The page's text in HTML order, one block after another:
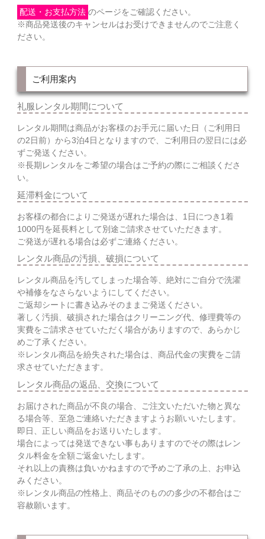
配送・お支払方法 のページをご確認ください。
※商品発送後のキャンセルはお受けできませんのでご注意く
ださい。
ご利用案内
礼服レンタル期間について
レンタル期間は商品がお客様のお手元に届いた日（ご利用日
の2日前）から3泊4日となりますので、ご利用日の翌日には必
ずご発送ください。
※長期レンタルをご希望の場合はご予約の際にご相談くださ
い。
延滞料金について
お客様の都合によりご発送が遅れた場合は、1日につき1着
1000円を延長料として別途ご請求させていただきます。
ご発送が遅れる場合は必ずご連絡ください。
レンタル商品の汚損、破損について
レンタル商品を汚してしまった場合等、絶対にご自分で洗濯
や補修をなさらないようにしてください。
ご返却シートに書き込みそのままご発送ください。
著しく汚損、破損された場合はクリーニング代、修理費等の
実費をご請求させていただく場合がありますので、あらかじ
めご了承ください。
※レンタル商品を紛失された場合は、商品代金の実費をご請
求させていただきます。
レンタル商品の返品、交換について
お届けされた商品が不良の場合、ご注文いただいた物と異な
る場合等、至急ご連絡いただきますようお願いいたします。
即日、正しい商品をお送りいたします。
場合によっては発送できない事もありますのでその際はレン
タル料金を全額ご返金いたします。
それ以上の責務は負いかねますので予めご了承の上、お申込
みください。
※レンタル商品の性格上、商品そのものの多少の不都合はご
容赦願います。